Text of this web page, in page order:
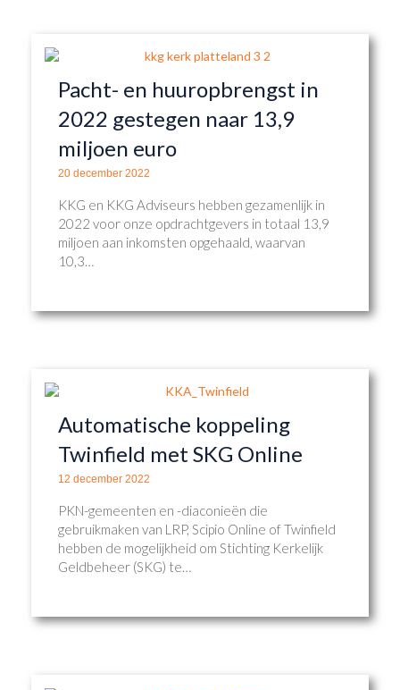
Pacht- en huuropbrengst in
2022 gestegen naar 13,9
miljoen euro
20 december 2022
KKG en KKG Adviseurs hebben gezamenlijk in
2022 voor onze opdrachtgevers in totaal 13,9
miljoen aan inkomsten opgehaald, waarvan
10,3…
Automatische koppeling
Twinfield met SKG Online
12 december 2022
PKN-gemeenten en -diaconieën die
gebruikmaken van LRP, Scipio Online of Twinfield
hebben de mogelijkheid om Stichting Kerkelijk
Geldbeheer (SKG) te…